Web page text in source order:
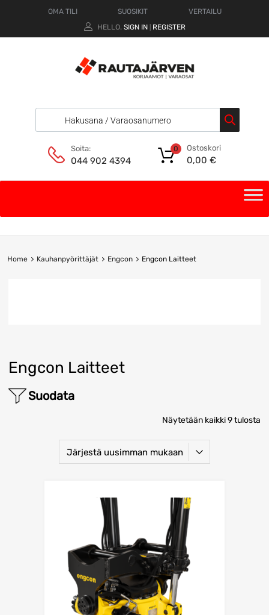
OMA TILI SUOSIKIT
VERTAILU
HELLO. SIGN IN REGISTER
Soita:
044 902 4394
Ostoskori
0,00 €
0
Home Kauhanpyörittäjät Engcon Engcon Laitteet
Engcon Laitteet
Suodata
Näytetään kaikki 9 tulosta